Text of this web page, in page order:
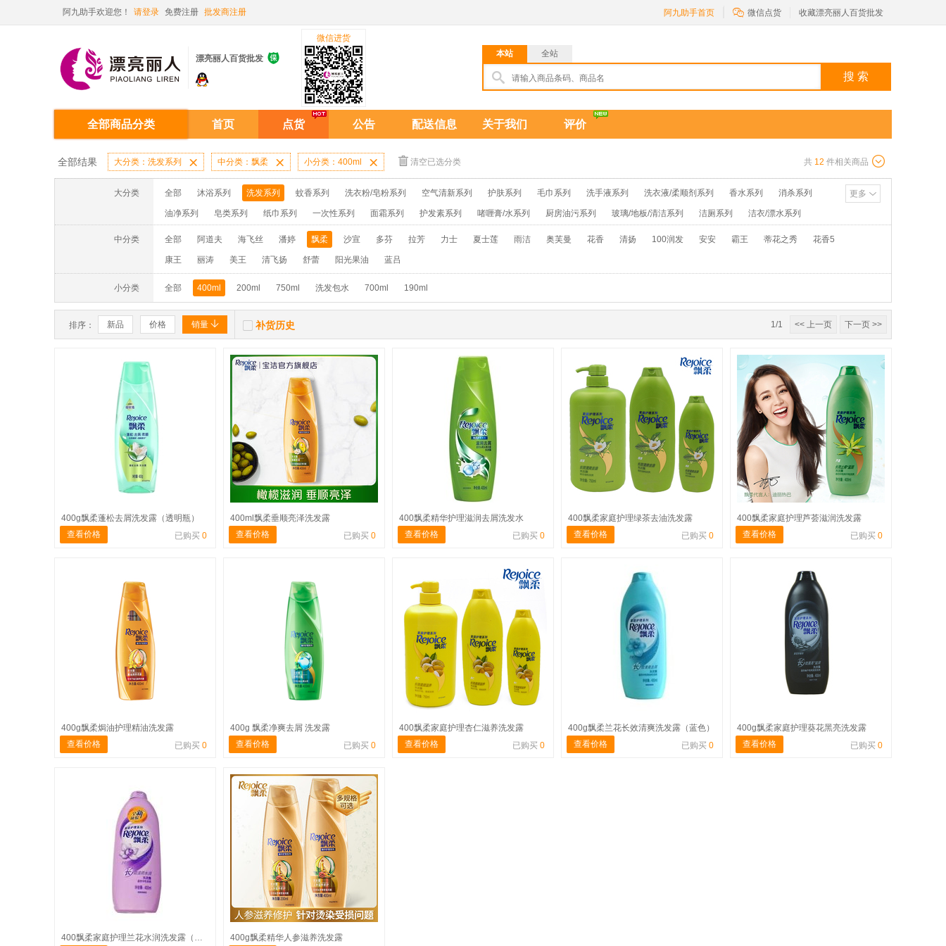
阿九助手欢迎您！ 请登录 免费注册 批发商注册 阿九助手首页  微信点货 收藏漂亮丽人百货批发
漂亮丽人百货批发 
微信进货
本站
全站
搜 索
全部商品分类 首页 点货 公告 配送信息 关于我们 评价
全部结果 大分类：洗发系列  中分类：飘柔  小分类：400ml  清空已选分类 共 12 件相关商品
大分类 全部 沐浴系列 洗发系列 蚊香系列 洗衣粉/皂粉系列 空气清新系列 护肤系列 毛巾系列 洗手液系列 洗衣液/柔顺剂系列 香水系列 消杀系列
油净系列 皂类系列 纸巾系列 一次性系列 面霜系列 护发素系列 啫喱膏/水系列 厨房油污系列 玻璃/地板/清洁系列 洁厕系列 洁衣/漂水系列
消毒液系列 洗面奶系列 面膜系列 牙膏系列 牙刷系列 固发定型系列 染发系列 卫生巾系列 扑克/电池/打火机系列 花露水/粉类系列
蚊香液/蚊香片/器系列 洗洁精系列 保健品系列 雨伞系列家用帆布洗洁巾
更多
中分类 全部 阿道夫 海飞丝 潘婷 飘柔 沙宣 多芬 拉芳 力士 夏士莲 雨洁 奥芙曼 花香 清扬 100润发 安安 霸王 蒂花之秀 花香5
康王 丽涛 美王 清飞扬 舒蕾 阳光果油 蓝吕
小分类 全部 400ml 200ml 750ml 洗发包水 700ml 190ml
排序： 新品 价格 销量   补货历史 1/1 << 上一页 下一页 >>
400g飘柔蓬松去屑洗发露（透明瓶）
查看价格
已购买 0
400ml飘柔垂顺亮泽洗发露
查看价格
已购买 0
400飘柔精华护理滋润去屑洗发水
查看价格
已购买 0
400飘柔家庭护理绿茶去油洗发露
查看价格
已购买 0
400飘柔家庭护理芦荟滋润洗发露
查看价格
已购买 0
400g飘柔焗油护理精油洗发露
查看价格
已购买 0
400g 飘柔净爽去屑 洗发露
查看价格
已购买 0
400飘柔家庭护理杏仁滋养洗发露
查看价格
已购买 0
400g飘柔兰花长效清爽洗发露（蓝色）
查看价格
已购买 0
400g飘柔家庭护理葵花黑亮洗发露
查看价格
已购买 0
400飘柔家庭护理兰花水润洗发露（紫色） 400g飘柔精华人参滋养洗发露